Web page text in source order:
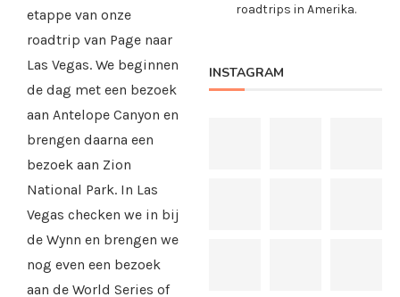
etappe van onze
roadtrip van Page naar
Las Vegas. We beginnen
de dag met een bezoek
aan Antelope Canyon en
brengen daarna een
bezoek aan Zion
National Park. In Las
Vegas checken we in bij
de Wynn en brengen we
nog even een bezoek
aan de World Series of
roadtrips in Amerika.
INSTAGRAM